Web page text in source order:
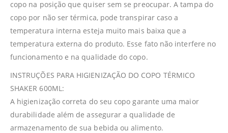
copo na posição que quiser sem se preocupar. A tampa do
copo por não ser térmica, pode transpirar caso a
temperatura interna esteja muito mais baixa que a
temperatura externa do produto. Esse fato não interfere no
funcionamento e na qualidade do copo.
INSTRUÇÕES PARA HIGIENIZAÇÃO DO COPO TÉRMICO
SHAKER 600ML:
A higienização correta do seu copo garante uma maior
durabilidade além de assegurar a qualidade de
armazenamento de sua bebida ou alimento.